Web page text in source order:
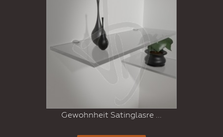
Gewohnheit Satinglasre ...